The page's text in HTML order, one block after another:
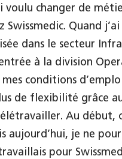
voulu changer de
Swissmedic. Quand
dans le secteur
à la division
conditions
de flexibilité grâce
Au début,
aujourd’hui, je ne
pour